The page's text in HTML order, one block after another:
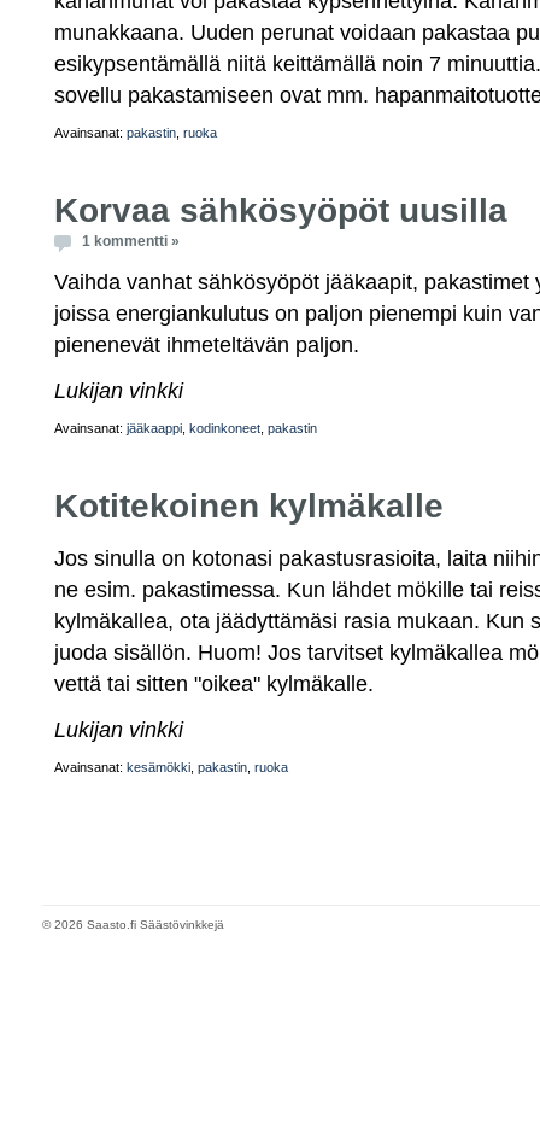
munakkaana. Uuden perunat voidaan pakastaa
esikypsentämällä niitä keittämällä noin 7
sovellu pakastamiseen ovat mm.
Avainsanat: pakastin ruoka
Korvaa sähkösyöpöt uusilla
1 kommentti »
Vaihda vanhat sähkösyöpöt jääkaapit, pakastimet
joissa energiankulutus on paljon pienempi kuin
pienenevät ihmeteltävän paljon.
Lukijan vinkki
Avainsanat: jääkaappi kodinkoneet pakastin
Kotitekoinen kylmäkalle
Jos sinulla on kotonasi pakastusrasioita, laita
ne esim. pakastimessa. Kun lähdet mökille tai
kylmäkallea, ota jäädyttämäsi rasia mukaan. Kun
juoda sisällön. Huom! Jos tarvitset kylmäkallea
vettä tai sitten "oikea" kylmäkalle.
Lukijan vinkki
Avainsanat: kesämökki pakastin ruoka
© 2026 Saasto.fi Säästövinkkejä